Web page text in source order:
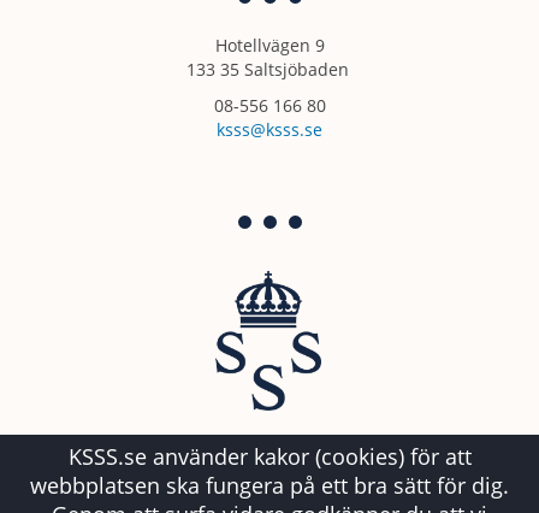
KSSS.se använder kakor (cookies) för att
webbplatsen ska fungera på ett bra sätt för dig.
Hotellvägen 9
133 35 Saltsjöbaden
08-556 166 80
ksss@ksss.se